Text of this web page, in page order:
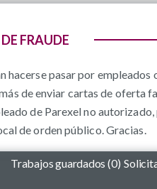
FRAUDE
pasar por empleados
de enviar cartas de oferta
de Parexel no
de orden público. Gracias.
Trabajos guardados (0)